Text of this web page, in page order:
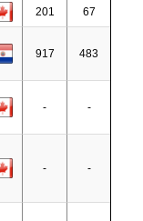
201 67
917 483
- -
- -